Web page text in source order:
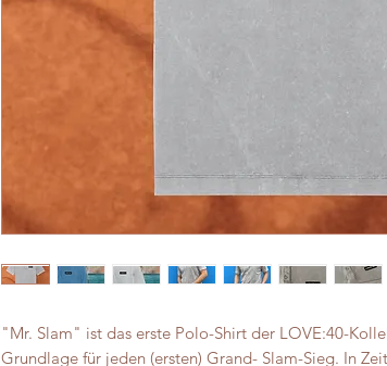
"Mr. Slam" ist das erste Polo-Shirt der LOVE:40-
Grundlage für jeden (ersten) Grand- Slam-Sieg. In